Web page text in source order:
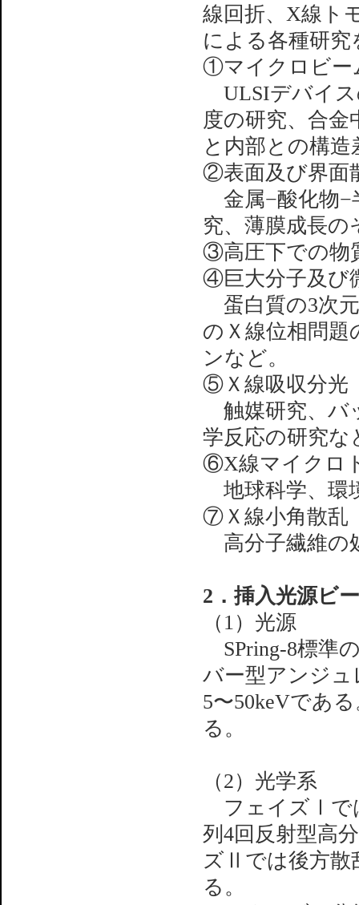
線回折、X線ト
による各種研
①マイクロビー
ULSIデバイス
度の研究、合金
と内部との構
②表面及び界面
金属−酸化物−
究、薄膜成長の
③高圧下での物
④巨大分子及び
蛋白質の3次
のＸ線位相問
ンなど。
⑤Ｘ線吸収分光
触媒研究、バ
学反応の研究な
⑥X線マイクロ
地球科学、環
⑦Ｘ線小角散乱
高分子繊維の
2．挿入光源ビ
（1）光源
SPring-8標準
バー型アンジ
5〜50keVであ
る。
（2）光学系
フェイズⅠで
列4回反射型高
ズⅡでは後方散
る。